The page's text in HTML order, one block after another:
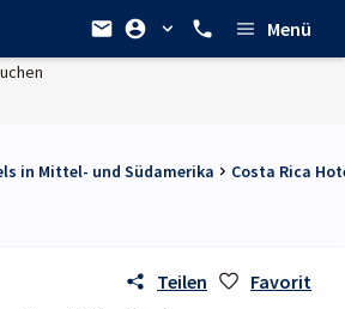
Menü
in Mittel- und Südamerika Costa Rica
Teilen Favorit